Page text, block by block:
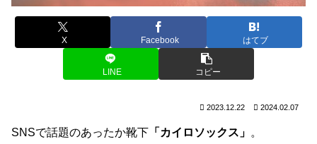
X Facebook はてブ
LINE コピー
2023.12.22 2024.02.07
SNSで話題のあったか靴下 「カイロソックス」 。